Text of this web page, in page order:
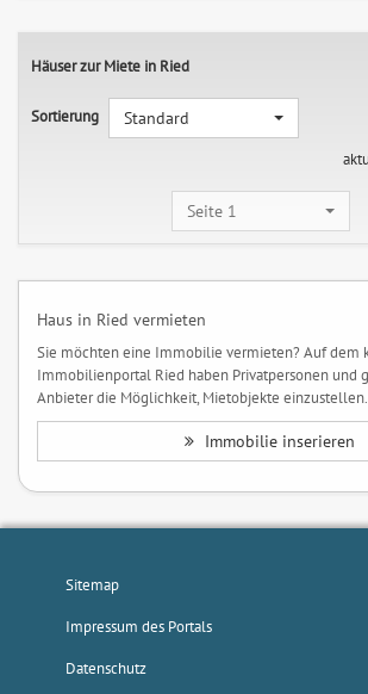
Häuser zur Miete in Ried
Sortierung
Standard
Seite 1
Haus in Ried vermieten
Sie möchten eine Immobilie vermieten? Auf dem
Immobilienportal Ried haben Privatpersonen und
Anbieter die Möglichkeit, Mietobjekte einzustellen.
Immobilie inserieren
Sitemap
Impressum des Portals
Datenschutz